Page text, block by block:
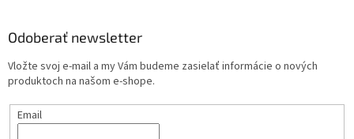
Odoberať newsletter
Vložte svoj e-mail a my Vám budeme zasielať informácie o nových
produktoch na našom e-shope.
Email